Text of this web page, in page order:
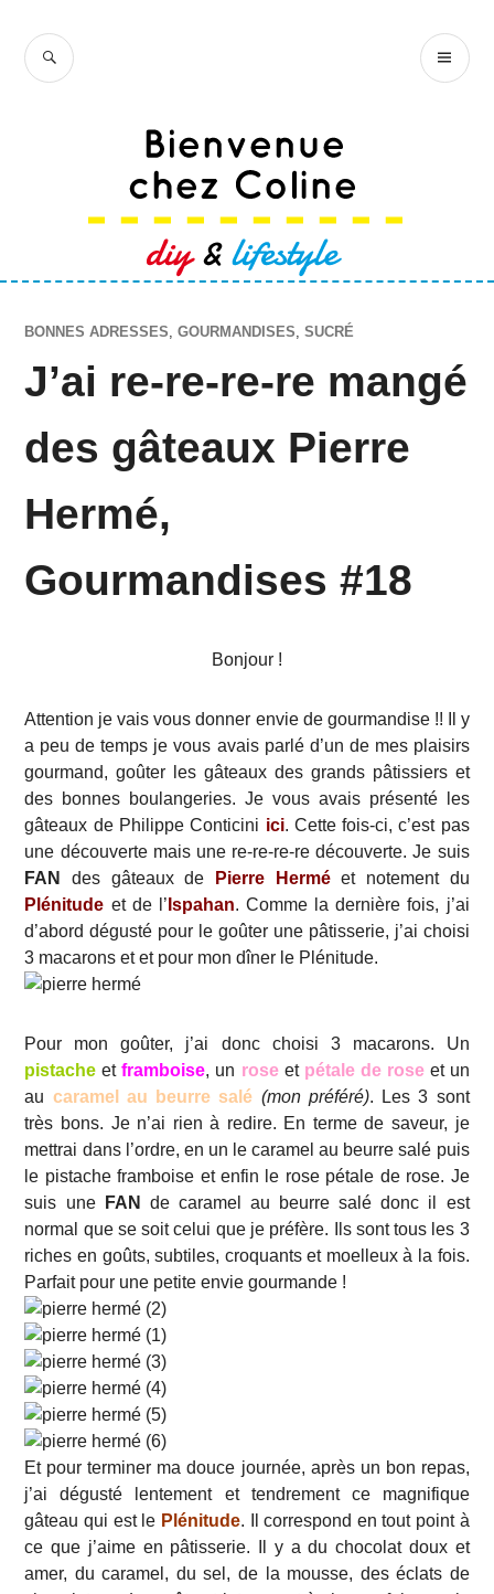
contenu
RECHERCHE
BONNES ADRESSES,GOURMANDISES,SUCRÉ
J’ai re-re-re-re mangé
des gâteaux Pierre
Hermé,
Gourmandises #18
Bonjour !
Attention je vais vous donner envie de gourmandise !! Il y
a peu de temps je vous avais parlé d’un de mes plaisirs
gourmand, goûter les gâteaux des grands pâtissiers et
des bonnes boulangeries. Je vous avais présenté les
gâteaux de Philippe Conticini ici. Cette fois-ci, c’est pas
une découverte mais une re-re-re-re découverte. Je suis
FAN
des gâteaux de Pierre Herméet notement du
Plénitude et de l’ Ispahan. Comme la dernière fois, j’ai
d’abord dégusté pour le goûter une pâtisserie, j’ai choisi
3 macarons et et pour mon dîner le Plénitude.
Pour mon goûter, j’ai donc choisi 3 macarons. Un
pistache etframboise, un rose et pétale de roseet un
au caramel au beurre salé (mon préféré). Les 3 sont
très bons. Je n’ai rien à redire. En terme de saveur, je
mettrai dans l’ordre, en un le caramel au beurre salé puis
le pistache framboise et enfin le rose pétale de rose. Je
suis une
FAN
de caramel au beurre salé donc il est
normal que se soit celui que je préfère. Ils sont tous les 3
riches en goûts, subtiles, croquants et moelleux à la fois.
Parfait pour une petite envie gourmande !
Et pour terminer ma douce journée, après un bon repas,
j’ai dégusté lentement et tendrement ce magnifique
gâteau qui est le Plénitude. Il correspond en tout point à
ce que j’aime en pâtisserie. Il y a du chocolat doux et
amer, du caramel, du sel, de la mousse, des éclats de